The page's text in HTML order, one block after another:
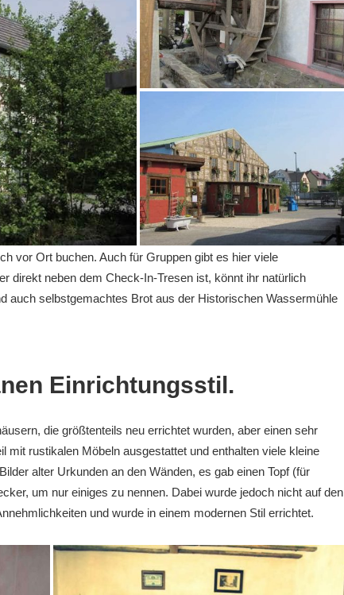
vor Ort buchen. Auch für Gruppen gibt es hier viele
direkt neben dem Check-In-Tresen ist, könnt ihr natürlich
auch selbstgemachtes Brot aus der Historischen Wassermühle
Einrichtungsstil.
die größtenteils neu errichtet wurden, aber einen sehr
mit rustikalen Möbeln ausgestattet und enthalten viele kleine
alter Urkunden an den Wänden, es gab einen Topf (für
um nur einiges zu nennen. Dabei wurde jedoch nicht auf den
und wurde in einem modernen Stil errichtet.